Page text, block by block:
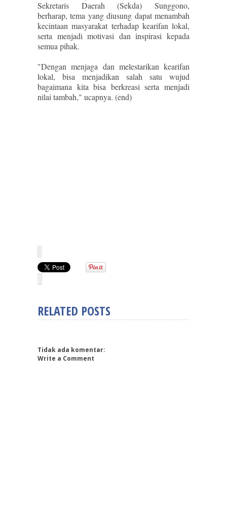
Sekretaris Daerah (Sekda) Sunggono,
berharap, tema yang diusung dapat menambah
kecintaan masyarakat terhadap kearifan lokal,
serta menjadi motivasi dan inspirasi kepada
semua pihak.
"Dengan menjaga dan melestarikan kearifan
lokal, bisa menjadikan salah satu wujud
bagaimana kita bisa berkreasi serta menjadi
nilai tambah," ucapnya. (end)
RELATED POSTS
Tidak ada komentar:
Write a Comment